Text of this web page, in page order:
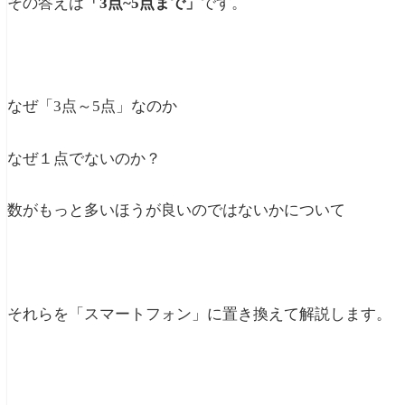
なぜ「3点～5点」なのか
なぜ１点でないのか？
数がもっと多いほうが良いのではないかについて
それらを「スマートフォン」に置き換えて解説します。